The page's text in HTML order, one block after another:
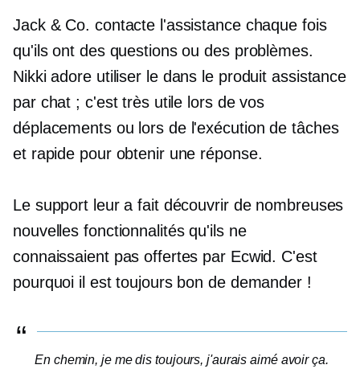
Jack & Co. contacte l'assistance chaque fois
qu'ils ont des questions ou des problèmes.
Nikki adore utiliser le dans le produit assistance
par chat ; c'est très utile lors de vos
déplacements ou lors de l'exécution de tâches
et rapide pour obtenir une réponse.
Le support leur a fait découvrir de nombreuses
nouvelles fonctionnalités qu'ils ne
connaissaient pas offertes par Ecwid. C'est
pourquoi il est toujours bon de demander !
En chemin, je me dis toujours, j'aurais aimé avoir ça.